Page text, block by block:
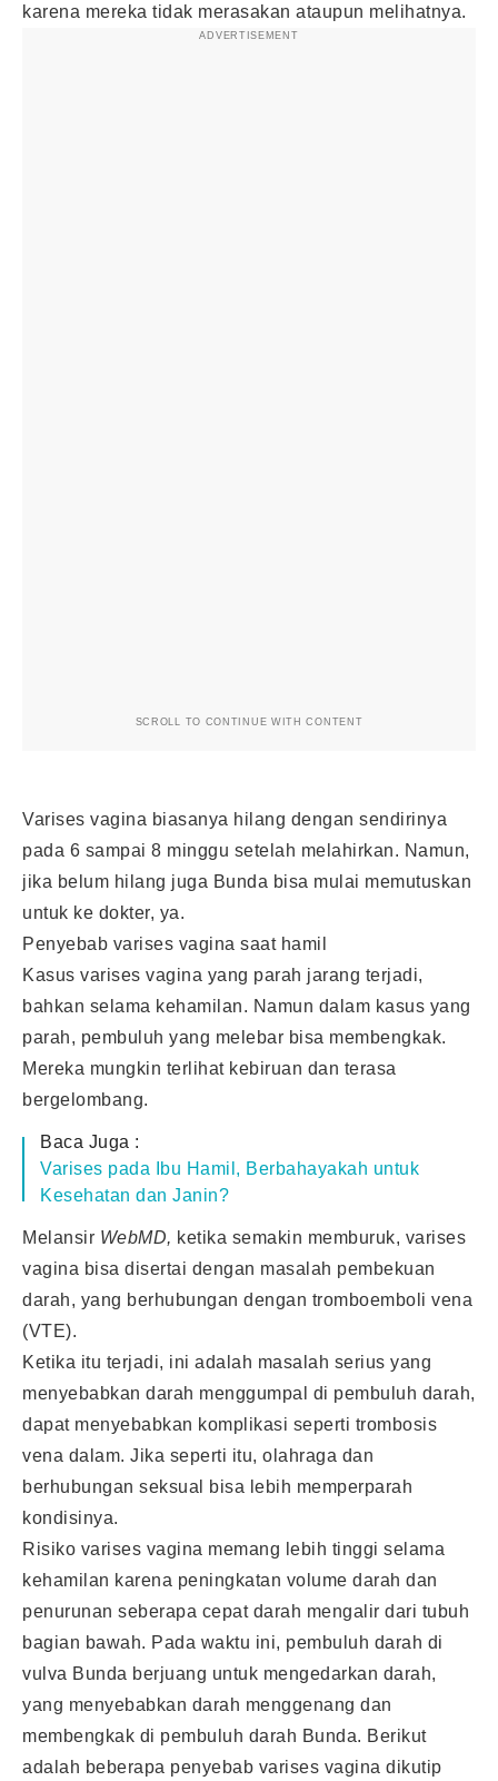
karena mereka tidak merasakan ataupun melihatnya.
ADVERTISEMENT
SCROLL TO CONTINUE WITH CONTENT
Varises vagina biasanya hilang dengan sendirinya
pada 6 sampai 8 minggu setelah melahirkan. Namun,
jika belum hilang juga Bunda bisa mulai memutuskan
untuk ke dokter, ya.
Penyebab varises vagina saat hamil
Kasus varises vagina yang parah jarang terjadi,
bahkan selama kehamilan. Namun dalam kasus yang
parah, pembuluh yang melebar bisa membengkak.
Mereka mungkin terlihat kebiruan dan terasa
bergelombang.
Baca Juga :
Varises pada Ibu Hamil, Berbahayakah untuk
Kesehatan dan Janin?
Melansir WebMD, ketika semakin memburuk, varises
vagina bisa disertai dengan masalah pembekuan
darah, yang berhubungan dengan tromboemboli vena
(VTE).
Ketika itu terjadi, ini adalah masalah serius yang
menyebabkan darah menggumpal di pembuluh darah,
dapat menyebabkan komplikasi seperti trombosis
vena dalam. Jika seperti itu, olahraga dan
berhubungan seksual bisa lebih memperparah
kondisinya.
Risiko varises vagina memang lebih tinggi selama
kehamilan karena peningkatan volume darah dan
penurunan seberapa cepat darah mengalir dari tubuh
bagian bawah. Pada waktu ini, pembuluh darah di
vulva Bunda berjuang untuk mengedarkan darah,
yang menyebabkan darah menggenang dan
membengkak di pembuluh darah Bunda. Berikut
adalah beberapa penyebab varises vagina dikutip